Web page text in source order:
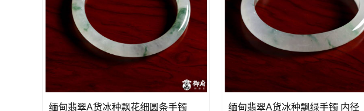
缅甸翡翠A货冰种飘花细圆条手镯
缅甸翡翠A货冰种飘绿手镯 内径